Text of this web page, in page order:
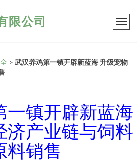
限公司
> 武汉养鸡第一镇开辟新蓝海 升级宠物
一镇开辟新蓝海
济产业链与饲料
料销售